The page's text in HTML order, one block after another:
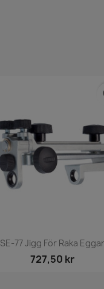
Snabbvy
SE-77 Jigg För Raka Eggar
727,50 kr